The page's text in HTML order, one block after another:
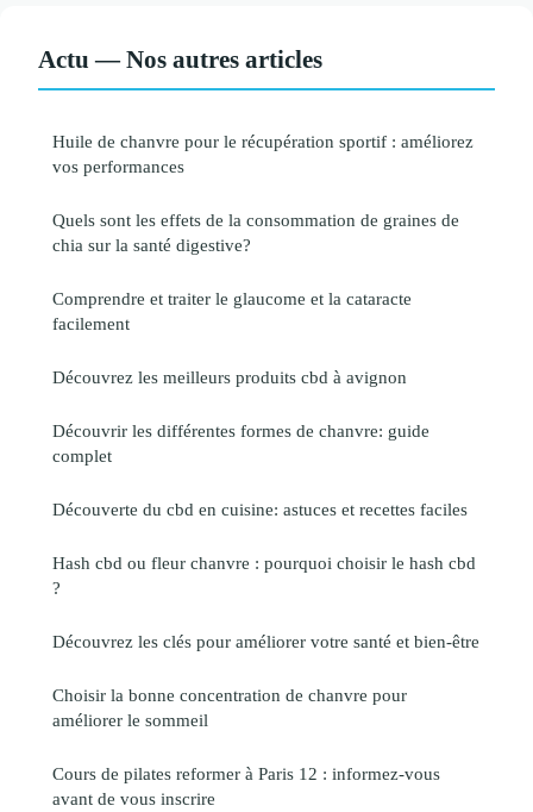
Actu — Nos autres articles
Huile de chanvre pour le récupération sportif : améliorez
vos performances
Quels sont les effets de la consommation de graines de
chia sur la santé digestive?
Comprendre et traiter le glaucome et la cataracte
facilement
Découvrez les meilleurs produits cbd à avignon
Découvrir les différentes formes de chanvre: guide
complet
Découverte du cbd en cuisine: astuces et recettes faciles
Hash cbd ou fleur chanvre : pourquoi choisir le hash cbd
?
Découvrez les clés pour améliorer votre santé et bien-être
Choisir la bonne concentration de chanvre pour
améliorer le sommeil
Cours de pilates reformer à Paris 12 : informez-vous
avant de vous inscrire